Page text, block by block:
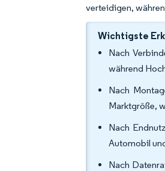
verteidigen,
Wichtigste
Nach
während
Nach
Marktgröße,
Nach
Automobil
Nach